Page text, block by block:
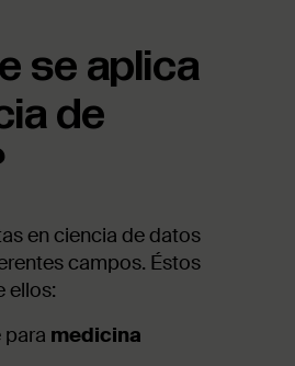
se aplica
de
en ciencia de datos
campos. Éstos
ellos:
para medicina